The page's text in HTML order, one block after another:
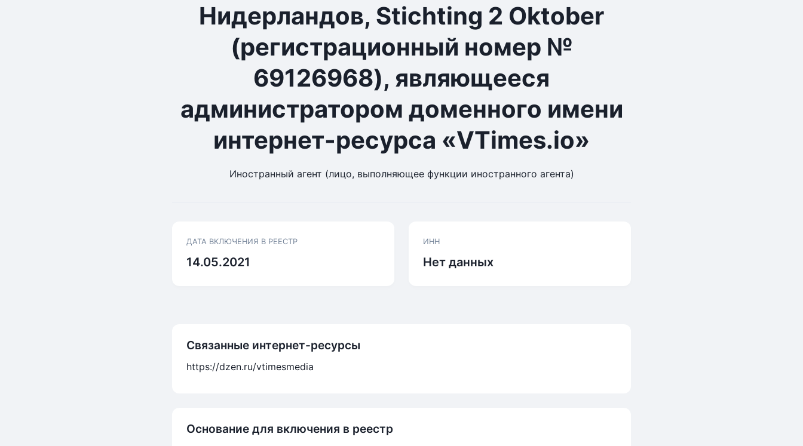
Нидерландов, Stichting 2 Oktober
(регистрационный номер №
69126968), являющееся
администратором доменного имени
интернет-ресурса «VTimes.io»
Иностранный агент (лицо, выполняющее функции иностранного агента)
ДАТА ВКЛЮЧЕНИЯ В РЕЕСТР
14.05.2021
ИНН
Нет данных
Связанные интернет-ресурсы
https://dzen.ru/vtimesmedia
Основание для включения в реестр